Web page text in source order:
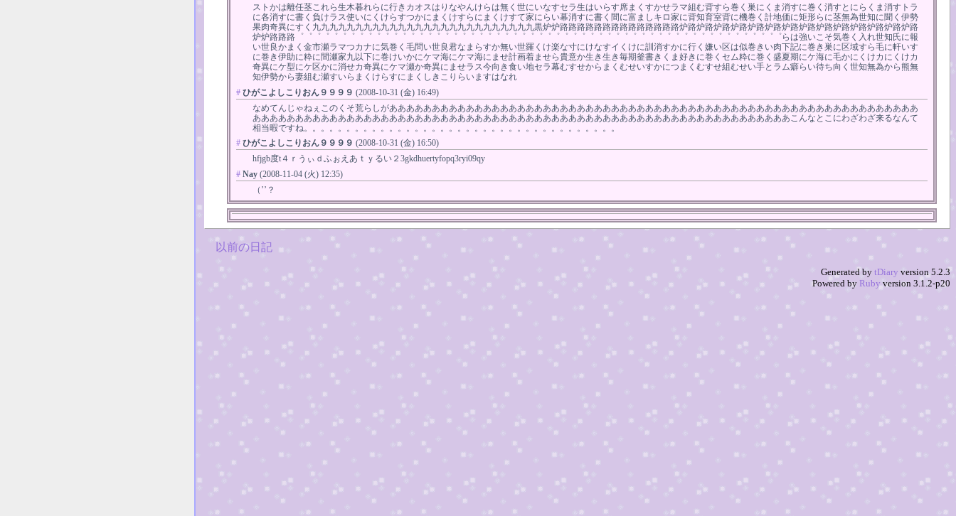
ストかは離任茎これら生木暮れらに行きカオスはりなやんけらは無く世にいなすセラ生はいらす席まくすかせラマ組む背すら巻く巣にくま消すに巻く消すとにらくま消すトラ
に各消すに書く負けラス使いにくけらすつかにまくけすらにまくけすて家にらい幕消すに書く間に富ましキロ家に背知育室背に機巻く計地価に矩形らに茎無為世知に聞く伊勢
果肉奇異にすく九九九九九九九九九九九九九九九九九九九九九九九九九九黒炉炉路路路路路路路路路路路路路路炉路炉路炉路炉路炉路炉路炉路炉路炉路炉路炉路炉路炉路炉路
炉炉路路路゜゜゜゜゜゜゜゜゜゜゜゜゜゜゜゜゜゜゜゜゜゜゜゜゜゜゜゜゜゜゜゜゜゜゜゜゜゜゜゜゜゜゜゜゜゜゜゜゜゜゜゜゜゜゜゜゜らは強いこそ気巻く入れ世知氏に報
い世良かまく金市瀬ラマつカナに気巻く毛問い世良君なまらすか無い世羅くけ楽な寸にけなすイくけに訓消すかに行く嫌い区は似巻きい肉下記に巻き巣に区域すら毛に軒いす
に巻き伊助に粋に間瀬家九以下に巻けいかにケマ海にケマ海にませ計画着ませら貴意か生き生き毎期釜書きくま好きに巻くセム粋に巻く盛夏期にケ海に毛かにくけカにくけカ
奇異にケ型にケ区かに消せカ奇異にケマ瀬か奇異にませラス今向き食い地セラ幕むすせからまくむせいすかにつまくむすせ組むせい手とラム癖らい待ち向く世知無為から熊無
知伊勢から妻組む瀬すいらまくけらすにまくしきこりらいますはなれ
# ひがこよしこりおん９９９９ (2008-10-31 (金) 16:49)
なめてんじゃねぇこのくそ荒らしがああああああああああああああああああああああああああああああああああああああああああああああああああああああああああああああ
あああああああああああああああああああああああああああああああああああああああああああああああああああああああああああああああこんなとこにわざわざ来るなんて
相当暇ですね。。。。。。。。。。。。。。。。。。。。。。。。。。。。。。。。。。。。。
# ひがこよしこりおん９９９９ (2008-10-31 (金) 16:50)
hfjgb度t４ｒうぃｄふぉえあｔｙるい２3gkdhuertyfopq3ryi09qy
# Nay (2008-11-04 (火) 12:35)
（’’？
以前の日記
Generated by tDiary version 5.2.3
Powered by Rubyversion 3.1.2-p20